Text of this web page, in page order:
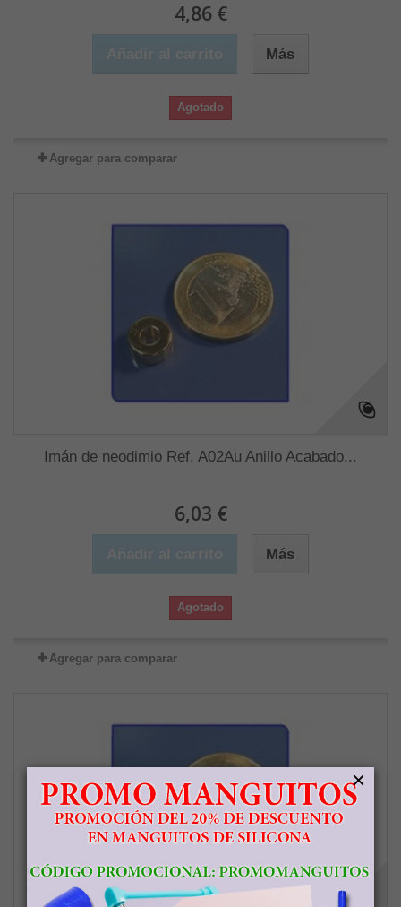
4,86 €
Más
Agotado
Agregar para comparar
Imán de neodimio Ref. A02Au Anillo Acabado...
6,03 €
Más
Agotado
Agregar para comparar
×